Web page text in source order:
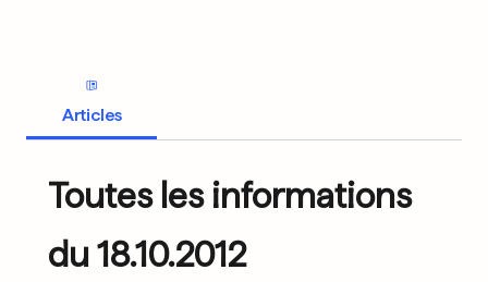
Articles
Toutes les informations
du 18.10.2012